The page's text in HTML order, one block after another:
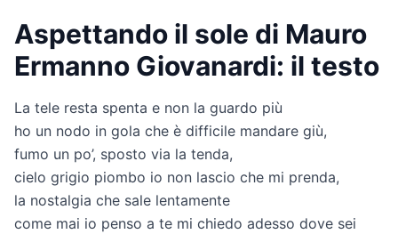
Aspettando il sole di Mauro
Ermanno Giovanardi: il testo
La tele resta spenta e non la guardo più
ho un nodo in gola che è difficile mandare giù,
fumo un po’, sposto via la tenda,
cielo grigio piombo io non lascio che mi prenda,
la nostalgia che sale lentamente
come mai io penso a te mi chiedo adesso dove sei